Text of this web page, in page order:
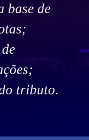
base de
tributo.